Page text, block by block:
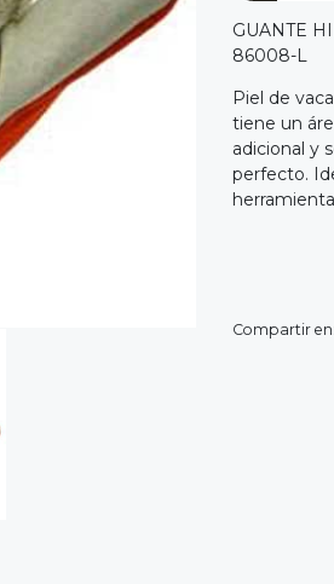
GUANTE
86008-L
Piel de
tiene un
adicional y
perfecto.
Compartir en: